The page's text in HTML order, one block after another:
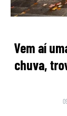
Vem aí
chuva,